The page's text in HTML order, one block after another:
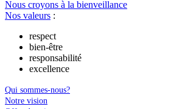
Nous croyons à la bienveillance
Nos valeurs :
respect
bien-être
responsabilité
excellence
Qui sommes-nous?
Notre vision